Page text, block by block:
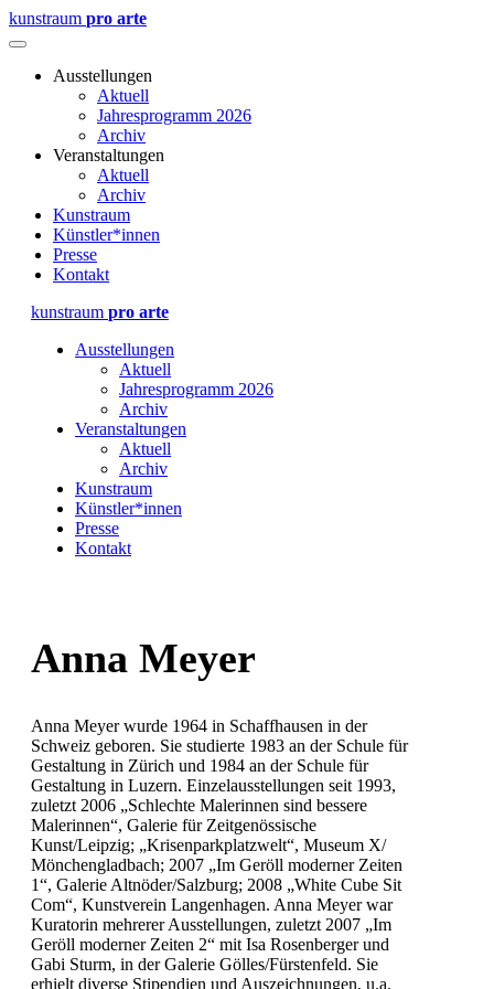
kunstraum pro arte
Ausstellungen
Aktuell
Jahresprogramm 2026
Archiv
Veranstaltungen
Aktuell
Archiv
Kunstraum
Künstler*innen
Presse
Kontakt
kunstraum pro arte
Ausstellungen
Aktuell
Jahresprogramm 2026
Archiv
Veranstaltungen
Aktuell
Archiv
Kunstraum
Künstler*innen
Presse
Kontakt
Anna Meyer
Anna Meyer wurde 1964 in Schaffhausen in der
Schweiz geboren. Sie studierte 1983 an der Schule für
Gestaltung in Zürich und 1984 an der Schule für
Gestaltung in Luzern. Einzelausstellungen seit 1993,
zuletzt 2006 „Schlechte Malerinnen sind bessere
Malerinnen“, Galerie für Zeitgenössische
Kunst/Leipzig; „Krisenparkplatzwelt“, Museum X/
Mönchengladbach; 2007 „Im Geröll moderner Zeiten
1“, Galerie Altnöder/Salzburg; 2008 „White Cube Sit
Com“, Kunstverein Langenhagen. Anna Meyer war
Kuratorin mehrerer Ausstellungen, zuletzt 2007 „Im
Geröll moderner Zeiten 2“ mit Isa Rosenberger und
Gabi Sturm, in der Galerie Gölles/Fürstenfeld. Sie
erhielt diverse Stipendien und Auszeichnungen, u.a.